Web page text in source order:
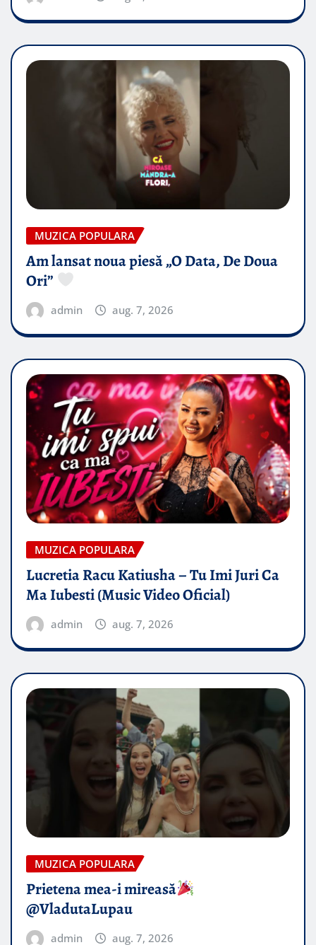
MUZICA POPULARA
Am lansat noua piesă „O Data, De Doua
Ori”
admin aug. 7, 2026
MUZICA POPULARA
Lucretia Racu Katiusha – Tu Imi Juri Ca
Ma Iubesti (Music Video Oficial)
admin aug. 7, 2026
MUZICA POPULARA
Prietena mea-i mireasă​
@VladutaLupau
admin aug. 7, 2026